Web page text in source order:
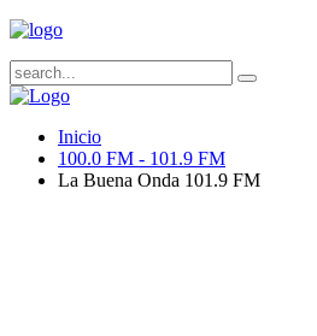
Inicio
100.0 FM - 101.9 FM
La Buena Onda 101.9 FM